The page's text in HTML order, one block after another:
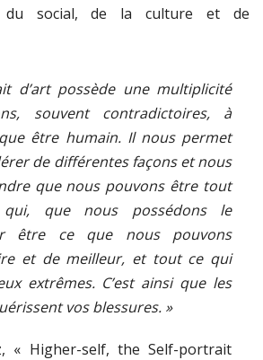
du social, de la culture et de
d’art possède une multiplicité
souvent contradictoires, à
être humain. Il nous permet
de différentes façons et nous
que nous pouvons être tout
qui, que nous possédons le
être ce que nous pouvons
et de meilleur, et tout ce qui
extrêmes. C’est ainsi que les
vos blessures. »
« Higher-self, the Self-portrait